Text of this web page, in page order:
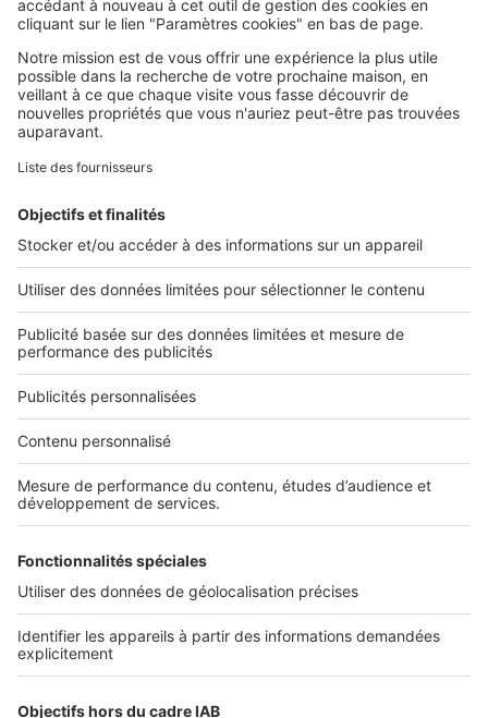
SeLoger c'est aussi
Retrouvez-nous sur ...
L'ENTREPRISE
Qui sommes-nous ?
Nous contacter
Nous recrutons
NOS APPLICATIONS
Découvrez nos applications
Tous nos services pro
Accès client
Mes annonces sur SeLoger
À DÉCOUVRIR